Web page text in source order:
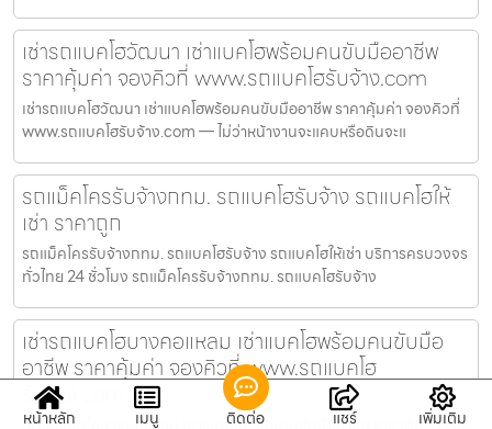
เช่ารถแบคโฮวัฒนา เช่าแบคโฮพร้อมคนขับมืออาชีพ
ราคาคุ้มค่า จองคิวที่ www.รถแบคโฮรับจ้าง.com
เช่ารถแบคโฮวัฒนา เช่าแบคโฮพร้อมคนขับมืออาชีพ ราคาคุ้มค่า จองคิวที่
www.รถแบคโฮรับจ้าง.com — ไม่ว่าหน้างานจะแคบหรือดินจะแ
รถแม็คโครรับจ้างกทม. รถแบคโฮรับจ้าง รถแบคโฮให้
เช่า ราคาถูก
รถแม็คโครรับจ้างกทม. รถแบคโฮรับจ้าง รถแบคโฮให้เช่า บริการครบวงจร
ทั่วไทย 24 ชั่วโมง รถแม็คโครรับจ้างกทม. รถแบคโฮรับจ้าง
เช่ารถแบคโฮบางคอแหลม เช่าแบคโฮพร้อมคนขับมือ
อาชีพ ราคาคุ้มค่า จองคิวที่ www.รถแบคโฮ
รับจ้าง.com
หน้าหลัก เมนู ติดต่อ แชร์ เพิ่มเติม